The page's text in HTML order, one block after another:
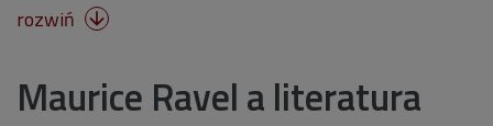
rozwiń 
Maurice Ravel a literatura